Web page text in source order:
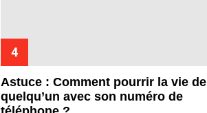
Astuce : Comment pourrir la vie de
quelqu’un avec son numéro de